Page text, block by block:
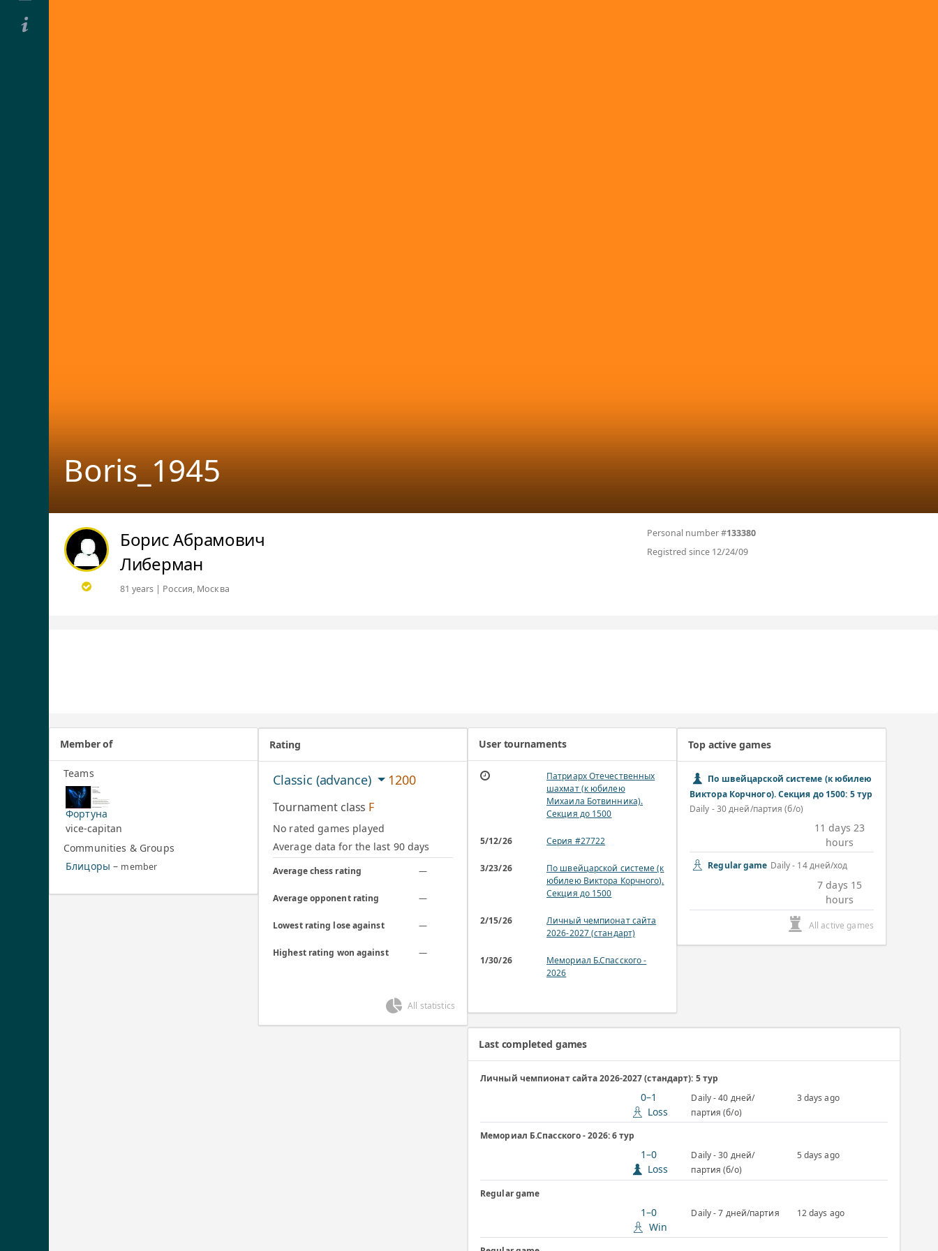
Boris_1945
Борис Абрамович
Либерман
81 years | Россия, Москва
Personal number #133380
Registred since 12/24/09
Member of
Teams
Фортуна
vice-capitan
Communities & Groups
Блицоры – member
Rating
Classic (advance) 1200
Tournament class F
No rated games played
Average data for the last 90 days
Average chess rating —
Average opponent rating —
Lowest rating lose against —
Highest rating won against —
All statistics
User tournaments
Патриарх Отечественных
шахмат (к юбилею
Михаила Ботвинника).
Секция до 1500
5/12/26 Серия #27722
3/23/26
По швейцарской системе (к
юбилею Виктора Корчного).
Секция до 1500
2/15/26
Личный чемпионат сайта
2026-2027 (стандарт)
1/30/26
Мемориал Б.Спасского -
2026
Top active games
По швейцарской системе (к юбилею
Виктора Корчного). Секция до 1500: 5 тур
Daily - 30 дней/партия (б/о)
11 days 23
hours
Regular game Daily - 14 дней/ход
7 days 15
hours
All active games
Last completed games
Личный чемпионат сайта 2026-2027 (стандарт): 5 тур
0–1
Loss
Daily - 40 дней/
партия (б/о)
3 days ago
Мемориал Б.Спасского - 2026: 6 тур
1–0
Loss
Daily - 30 дней/
партия (б/о)
5 days ago
Regular game
1–0
Win
Daily - 7 дней/партия 12 days ago